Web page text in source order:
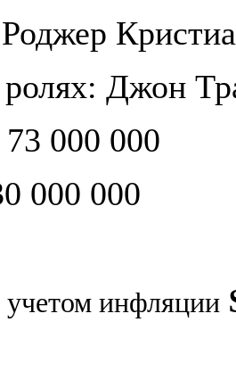
Джон
000 000
000 000
учетом инфляции